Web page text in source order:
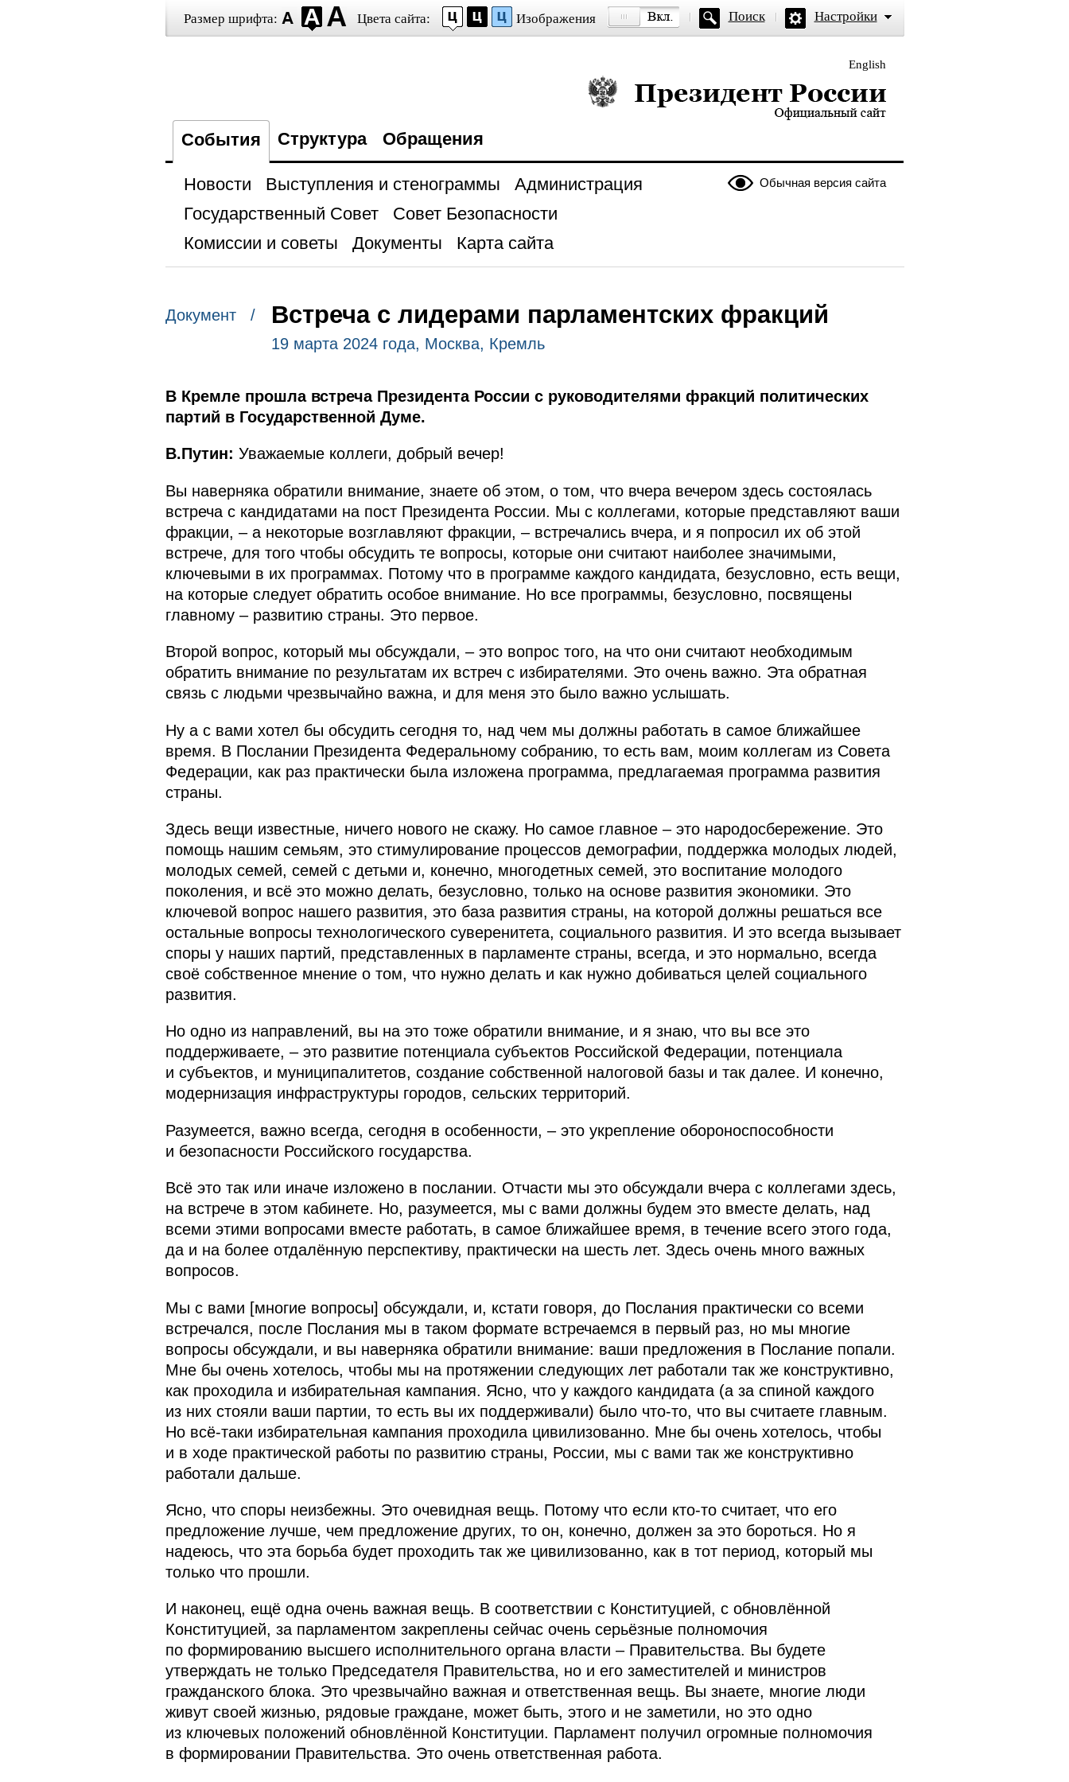
Размер шрифта: Цвета сайта: Изображения Поиск Настройки
English
Президент России — официальный сайт
События Структура Обращения
Обычная версия сайта
Новости Выступления и стенограммы
Администрация
Государственный Совет
Совет Безопасности
Комиссии и советы
Документы Карта сайта
Документ / Встреча с лидерами парламентских фракций
19 марта 2024 года, Москва, Кремль
В Кремле прошла встреча Президента России с руководителями фракций политических
партий в Государственной Думе.
В.Путин: Уважаемые коллеги, добрый вечер!
Вы наверняка обратили внимание, знаете об этом, о том, что вчера вечером здесь состоялась
встреча с кандидатами на пост Президента России. Мы с коллегами, которые представляют ваши
фракции, – а некоторые возглавляют фракции, – встречались вчера, и я попросил их об этой
встрече, для того чтобы обсудить те вопросы, которые они считают наиболее значимыми,
ключевыми в их программах. Потому что в программе каждого кандидата, безусловно, есть вещи,
на которые следует обратить особое внимание. Но все программы, безусловно, посвящены
главному – развитию страны. Это первое.
Второй вопрос, который мы обсуждали, – это вопрос того, на что они считают необходимым
обратить внимание по результатам их встреч с избирателями. Это очень важно. Эта обратная
связь с людьми чрезвычайно важна, и для меня это было важно услышать.
Ну а с вами хотел бы обсудить сегодня то, над чем мы должны работать в самое ближайшее
время. В Послании Президента Федеральному собранию, то есть вам, моим коллегам из Совета
Федерации, как раз практически была изложена программа, предлагаемая программа развития
страны.
Здесь вещи известные, ничего нового не скажу. Но самое главное – это народосбережение. Это
помощь нашим семьям, это стимулирование процессов демографии, поддержка молодых людей,
молодых семей, семей с детьми и, конечно, многодетных семей, это воспитание молодого
поколения, и всё это можно делать, безусловно, только на основе развития экономики. Это
ключевой вопрос нашего развития, это база развития страны, на которой должны решаться все
остальные вопросы технологического суверенитета, социального развития. И это всегда вызывает
споры у наших партий, представленных в парламенте страны, всегда, и это нормально, всегда
своё собственное мнение о том, что нужно делать и как нужно добиваться целей социального
развития.
Но одно из направлений, вы на это тоже обратили внимание, и я знаю, что вы все это
поддерживаете, – это развитие потенциала субъектов Российской Федерации, потенциала
и субъектов, и муниципалитетов, создание собственной налоговой базы и так далее. И конечно,
модернизация инфраструктуры городов, сельских территорий.
Разумеется, важно всегда, сегодня в особенности, – это укрепление обороноспособности
и безопасности Российского государства.
Всё это так или иначе изложено в послании. Отчасти мы это обсуждали вчера с коллегами здесь,
на встрече в этом кабинете. Но, разумеется, мы с вами должны будем это вместе делать, над
всеми этими вопросами вместе работать, в самое ближайшее время, в течение всего этого года,
да и на более отдалённую перспективу, практически на шесть лет. Здесь очень много важных
вопросов.
Мы с вами [многие вопросы] обсуждали, и, кстати говоря, до Послания практически со всеми
встречался, после Послания мы в таком формате встречаемся в первый раз, но мы многие
вопросы обсуждали, и вы наверняка обратили внимание: ваши предложения в Послание попали.
Мне бы очень хотелось, чтобы мы на протяжении следующих лет работали так же конструктивно,
как проходила и избирательная кампания. Ясно, что у каждого кандидата (а за спиной каждого
из них стояли ваши партии, то есть вы их поддерживали) было что-то, что вы считаете главным.
Но всё-таки избирательная кампания проходила цивилизованно. Мне бы очень хотелось, чтобы
и в ходе практической работы по развитию страны, России, мы с вами так же конструктивно
работали дальше.
Ясно, что споры неизбежны. Это очевидная вещь. Потому что если кто-то считает, что его
предложение лучше, чем предложение других, то он, конечно, должен за это бороться. Но я
надеюсь, что эта борьба будет проходить так же цивилизованно, как в тот период, который мы
только что прошли.
И наконец, ещё одна очень важная вещь. В соответствии с Конституцией, с обновлённой
Конституцией, за парламентом закреплены сейчас очень серьёзные полномочия
по формированию высшего исполнительного органа власти – Правительства. Вы будете
утверждать не только Председателя Правительства, но и его заместителей и министров
гражданского блока. Это чрезвычайно важная и ответственная вещь. Вы знаете, многие люди
живут своей жизнью, рядовые граждане, может быть, этого и не заметили, но это одно
из ключевых положений обновлённой Конституции. Парламент получил огромные полномочия
в формировании Правительства. Это очень ответственная работа.